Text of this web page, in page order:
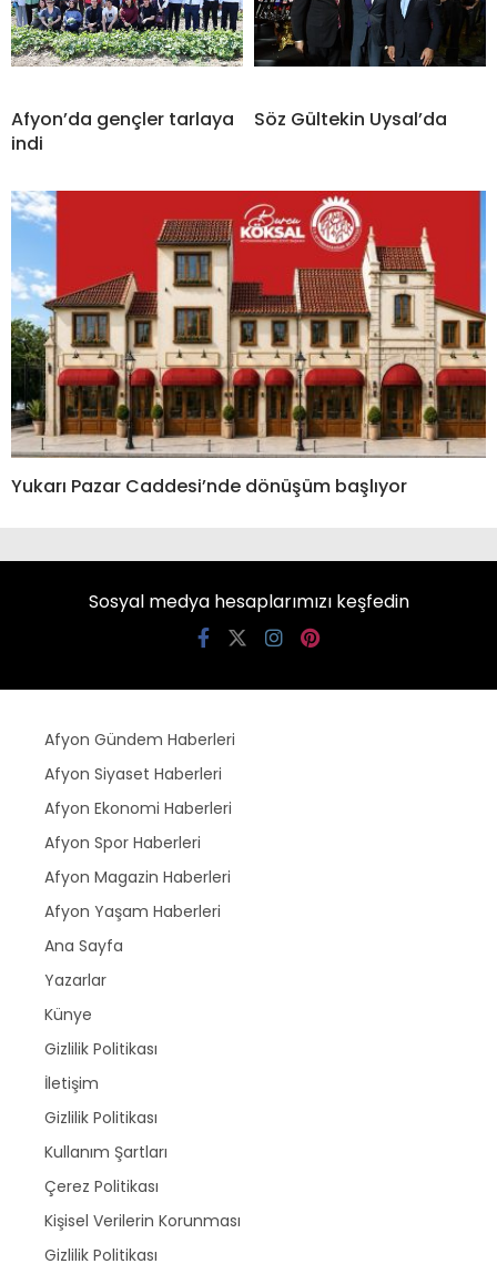
Afyon’da gençler tarlaya
indi
Söz Gültekin Uysal’da
Yukarı Pazar Caddesi’nde dönüşüm başlıyor
Sosyal medya hesaplarımızı keşfedin
Afyon Gündem Haberleri
Afyon Siyaset Haberleri
Afyon Ekonomi Haberleri
Afyon Spor Haberleri
Afyon Magazin Haberleri
Afyon Yaşam Haberleri
Ana Sayfa
Yazarlar
Künye
Gizlilik Politikası
İletişim
Gizlilik Politikası
Kullanım Şartları
Çerez Politikası
Kişisel Verilerin Korunması
Gizlilik Politikası